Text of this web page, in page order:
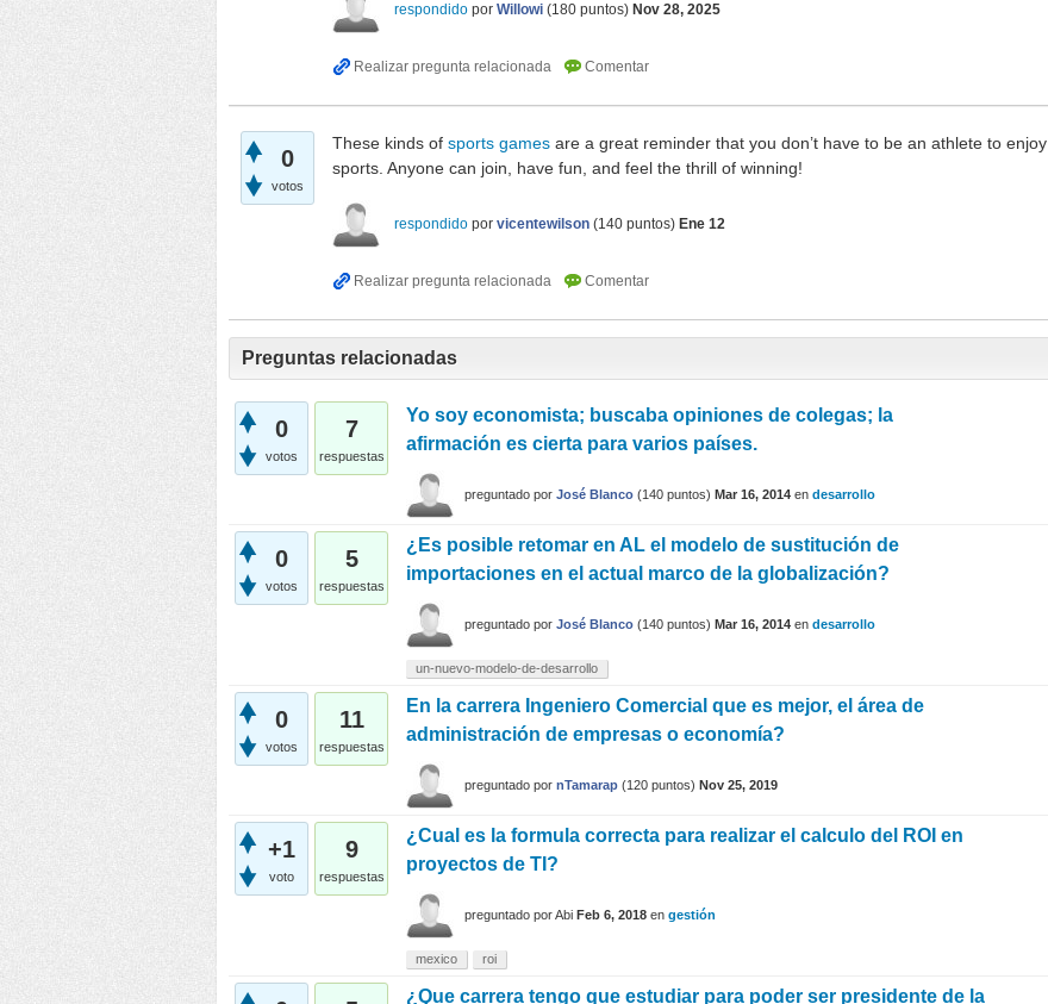
respondido por Willowi (180 puntos) Nov 28, 2025
0
votos
These kinds of sports games are a great reminder that you don’t have to be an athlete to enjoy
sports. Anyone can join, have fun, and feel the thrill of winning!
respondido por vicentewilson (140 puntos) Ene 12
Preguntas relacionadas
0
votos
7
respuestas
Yo soy economista; buscaba opiniones de colegas; la
afirmación es cierta para varios países.
preguntado por José Blanco (140 puntos) Mar 16, 2014 en desarrollo
0
votos
5
respuestas
¿Es posible retomar en AL el modelo de sustitución de
importaciones en el actual marco de la globalización?
preguntado por José Blanco (140 puntos) Mar 16, 2014 en desarrollo
un-nuevo-modelo-de-desarrollo
0
votos
11
respuestas
En la carrera Ingeniero Comercial que es mejor, el área de
administración de empresas o economía?
preguntado por nTamarap (120 puntos) Nov 25, 2019
+1
voto
9
respuestas
¿Cual es la formula correcta para realizar el calculo del ROI en
proyectos de TI?
preguntado porAbi Feb 6, 2018 en gestión
mexico roi
¿Que carrera tengo que estudiar para poder ser presidente de la